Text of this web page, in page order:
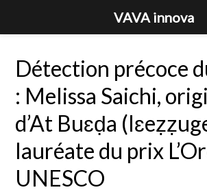
Détection précoce
: Melissa Saichi,
d’At Buɛḍa
lauréate du prix
UNESCO
VAVA innova